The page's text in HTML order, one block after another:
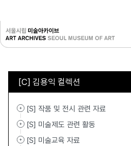
[C] 김용익 컬렉션
[S] 작품 및 전시 관련 자료
[S] 미술제도 관련 활동
[S] 미술교육 자료